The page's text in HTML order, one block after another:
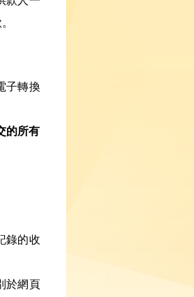
子轉換
的所有
錄的收
於網頁